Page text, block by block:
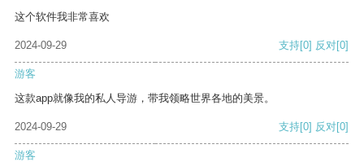
这个软件我非常喜欢
2024-09-29 支持[0] 反对[0]
游客
这款app就像我的私人导游，带我领略世界各地的美景。
2024-09-29 支持[0] 反对[0]
游客